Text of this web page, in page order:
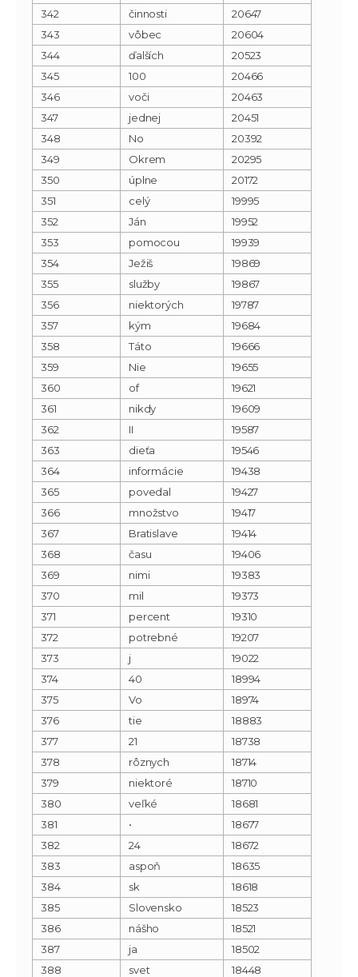
342
činnosti
20647
343
vôbec
20604
344
ďalších
20523
345
100
20466
346
voči
20463
347
jednej
20451
348
No
20392
349
Okrem
20295
350
úplne
20172
351
celý
19995
352
Ján
19952
353
pomocou
19939
354
Ježiš
19869
355
služby
19867
356
niektorých
19787
357
kým
19684
358
Táto
19666
359
Nie
19655
360
of
19621
361
nikdy
19609
362
II
19587
363
dieťa
19546
364
informácie
19438
365
povedal
19427
366
množstvo
19417
367
Bratislave
19414
368
času
19406
369
nimi
19383
370
mil
19373
371
percent
19310
372
potrebné
19207
373
j
19022
374
40
18994
375
Vo
18974
376
tie
18883
377
21
18738
378
rôznych
18714
379
niektoré
18710
380
veľké
18681
381
•
18677
382
24
18672
383
aspoň
18635
384
sk
18618
385
Slovensko
18523
386
nášho
18521
387
ja
18502
388
svet
18448